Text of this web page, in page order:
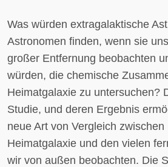
Was würden extragalaktische
Astronomen finden, wenn sie
großer Entfernung beobachten
würden, die chemische
Heimatgalaxie zu untersuchen?
Studie, und deren Ergebnis
neue Art von Vergleich zwischen
Heimatgalaxie und den vielen
wir von außen beobachten. Die